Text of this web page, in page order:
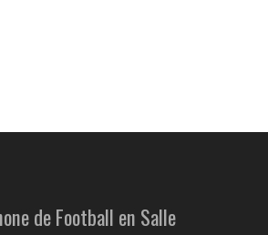
de Football en Salle